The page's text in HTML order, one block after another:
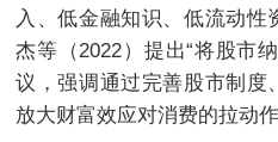
入、低金融知识、低流动
杰等（2022）提出“将股市
议，强调通过完善股市制度
放大财富效应对消费的拉动作